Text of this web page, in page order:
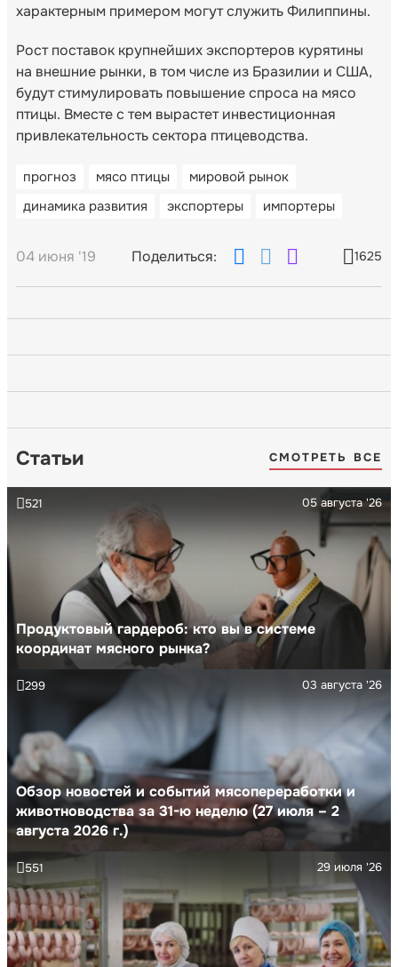
характерным примером могут служить Филиппины.
Рост поставок крупнейших экспортеров курятины
на внешние рынки, в том числе из Бразилии и США,
будут стимулировать повышение спроса на мясо
птицы. Вместе с тем вырастет инвестиционная
привлекательность сектора птицеводства.
прогноз мясо птицы
мировой рынок
динамика развития
экспортеры импортеры
04 июня '19 Поделиться: 1625
Статьи СМОТРЕТЬ ВСЕ
Продуктовый гардероб: кто вы в системе
координат мясного рынка?
05 августа '26
521
Обзор новостей и событий мясопереработки и
животноводства за 31-ю неделю (27 июля – 2
августа 2026 г.)
03 августа '26
299
29 июля '26
551